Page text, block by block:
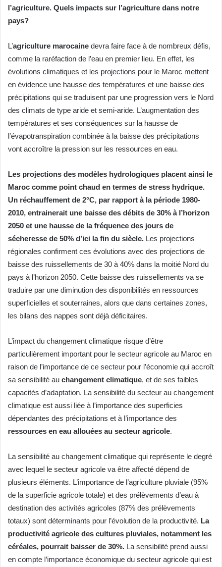
l’agriculture. Quels impacts sur l’agriculture dans notre
pays?
L’agriculture marocaine devra faire face à de nombreux défis,
comme la raréfaction de l’eau en premier lieu. En effet, les
évolutions climatiques et les projections pour le Maroc mettent
en évidence une hausse des températures et une baisse des
précipitations qui se traduisent par une progression vers le Nord
des climats de type aride et semi-aride. L’augmentation des
températures et ses conséquences sur la hausse de
l’évapotranspiration combinée à la baisse des précipitations
vont accroître la pression sur les ressources en eau.
Les projections des modèles hydrologiques placent ainsi le
Maroc comme point chaud en termes de stress hydrique.
Un réchauffement de 2°C, par rapport à la période 1980-
2010, entrainerait une baisse des débits de 30% à l’horizon
2050 et une hausse de la fréquence des jours de
sécheresse de 50% d’ici la fin du siècle. Les projections
régionales confirment ces évolutions avec des projections de
baisse des ruissellements de 30 à 40% dans la moitié Nord du
pays à l’horizon 2050. Cette baisse des ruissellements va se
traduire par une diminution des disponibilités en ressources
superficielles et souterraines, alors que dans certaines zones,
les bilans des nappes sont déjà déficitaires.
L’impact du changement climatique risque d’être
particulièrement important pour le secteur agricole au Maroc en
raison de l’importance de ce secteur pour l’économie qui accroît
sa sensibilité au changement climatique, et de ses faibles
capacités d’adaptation. La sensibilité du secteur au changement
climatique est aussi liée à l’importance des superficies
dépendantes des précipitations et à l’importance des
ressources en eau allouées au secteur agricole.
La sensibilité au changement climatique qui représente le degré
avec lequel le secteur agricole va être affecté dépend de
plusieurs éléments. L’importance de l’agriculture pluviale (95%
de la superficie agricole totale) et des prélèvements d’eau à
destination des activités agricoles (87% des prélèvements
totaux) sont déterminants pour l’évolution de la productivité. La
productivité agricole des cultures pluviales, notamment les
céréales, pourrait baisser de 30%. La sensibilité prend aussi
en compte l’importance économique du secteur agricole qui est